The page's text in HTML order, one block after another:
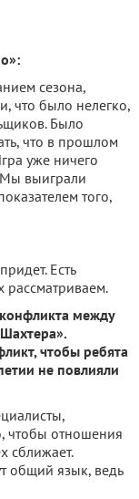
сезона,
что было нелегко,
Было
что в прошлом
уже ничего
выиграли
того,
Есть
между
чтобы ребята
не повлияли
чтобы отношения
сближает.
общий язык, ведь